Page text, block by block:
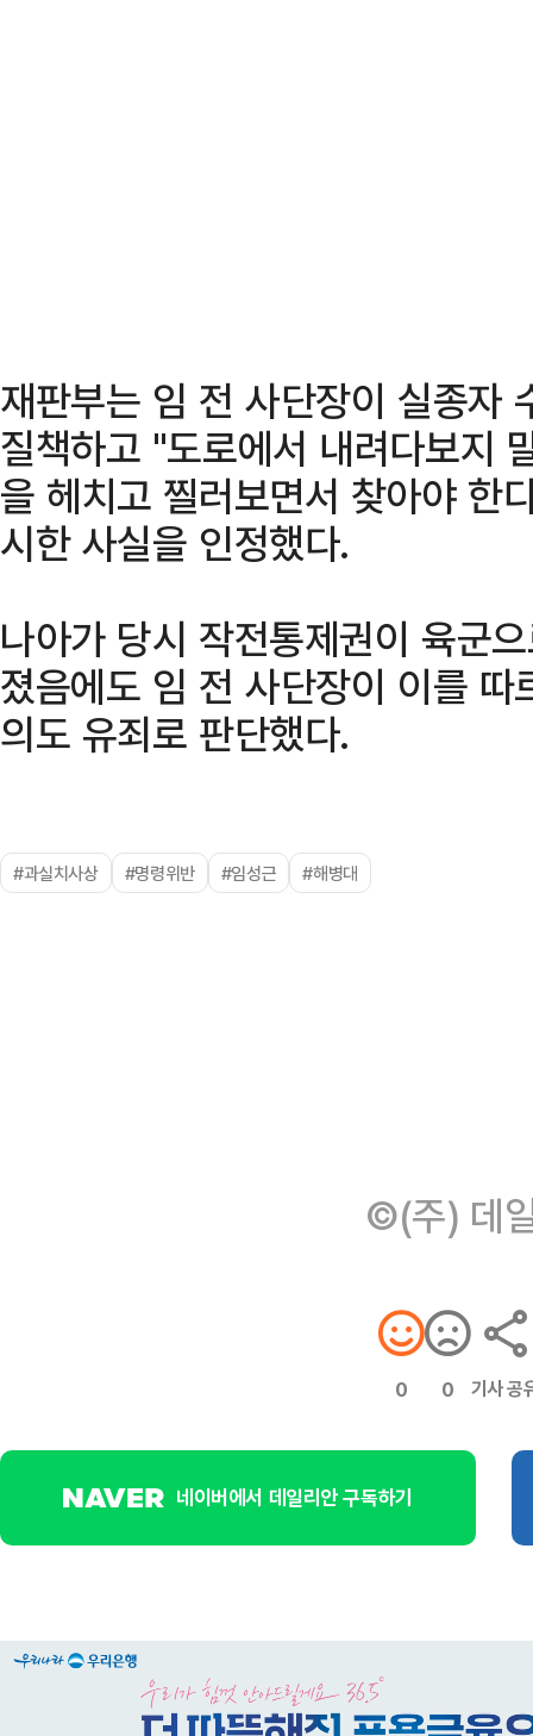
재판부는 임 전 사단장이 실종자
질책하고 "도로에서 내려다보지
을 헤치고 찔러보면서 찾아야 한
시한 사실을 인정했다.
나아가 당시 작전통제권이 육군
졌음에도 임 전 사단장이 이를
의도 유죄로 판단했다.
#과실치사상 #명령위반 #임성근 #해병대
©(주) 데
0 0 기사 공
네이버에서 데일리안 구독하기